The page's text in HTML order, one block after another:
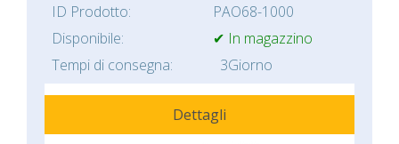
ID Prodotto:
PAO68-1000
Disponibile:
✔ In magazzino
Tempi di consegna:
3Giorno
Dettagli